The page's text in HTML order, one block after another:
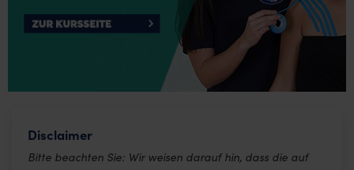
Disclaimer
Bitte beachten Sie: Wir weisen darauf hin, dass die auf